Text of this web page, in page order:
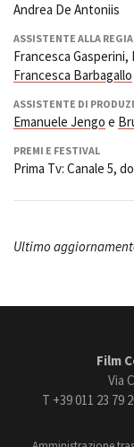
Andrea De Antoniis
ASSISTENTE ALLA REGIA
Francesca
Francesca Barbagallo
ASSISTENTE DI
Emanuele Jengo e
PREMI E FESTIVAL
Prima Tv: Canale 5,
Ultimo
Film
Via
T +39 011 23 79